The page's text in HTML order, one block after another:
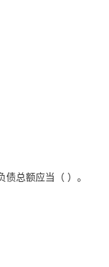
总额应当（ ）。